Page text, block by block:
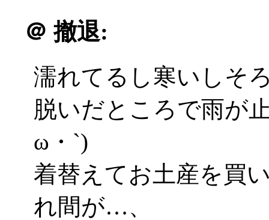
＠ 撤退:
濡れてるし寒いしそ
脱いだところで雨が
ω・`)
着替えてお土産を買
れ間が…、